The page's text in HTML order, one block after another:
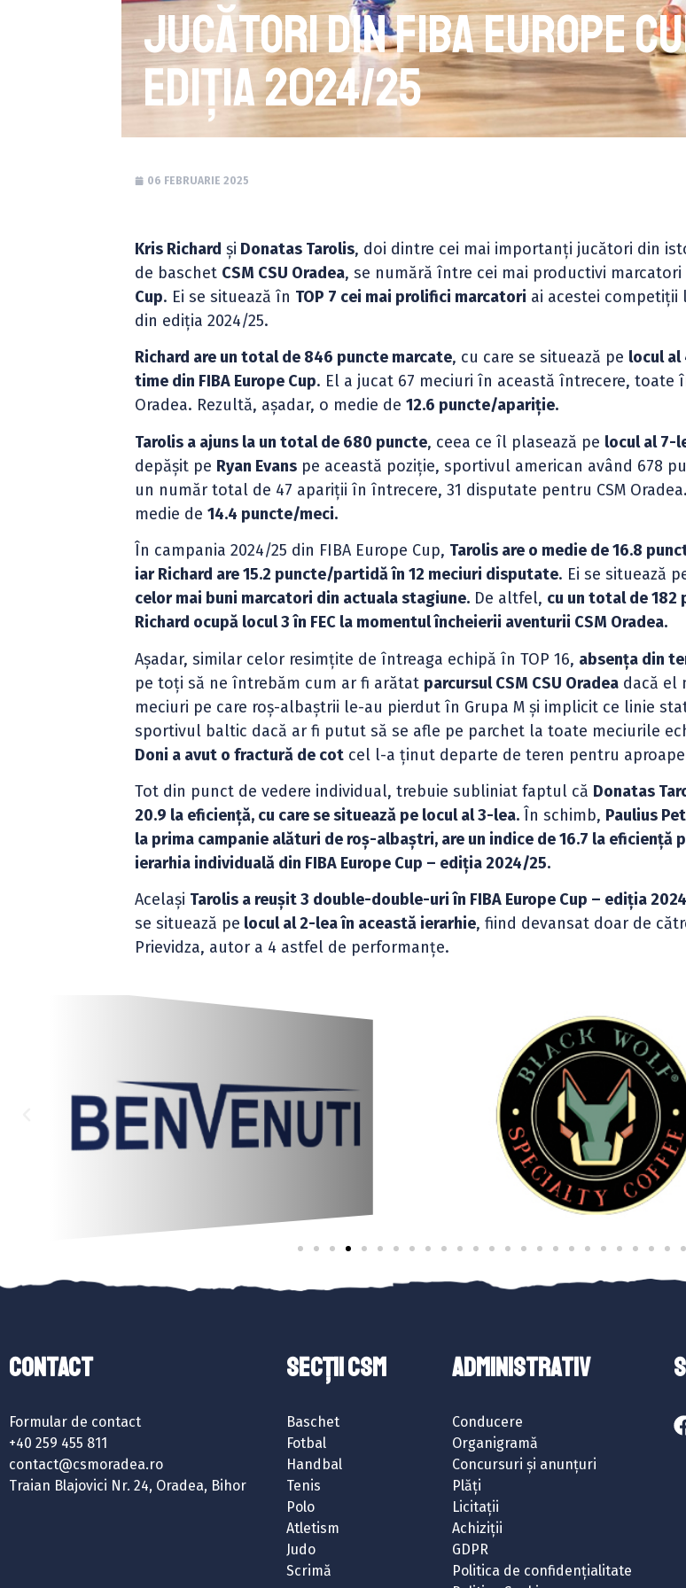
jucători din FIBA Europe
ediția 2024/25
06 FEBRUARIE 2025
Kris Richard și Donatas Tarolis, doi dintre cei mai importanți jucători din
de baschet CSM CSU Oradea, se numără între cei mai productivi
Cup. Ei se situează în TOP 7 cei mai prolifici marcatori ai acestei competiții
din ediția 2024/25.
Richard are un total de 846 puncte marcate, cu care se situează pe locul al
time din FIBA Europe Cup. El a jucat 67 meciuri în această întrecere, toate
Oradea. Rezultă, așadar, o medie de12.6 puncte/apariție.
Tarolis a ajuns la un total de 680 puncte, ceea ce îl plasează pe locul al 7-
depășit pe Ryan Evans pe această poziție, sportivul american având 678
un număr total de 47 apariții în întrecere, 31 disputate pentru CSM
medie de14.4 puncte/meci.
În campania 2024/25 din FIBA Europe Cup, Tarolis are o medie de 16.8
iar Richard are 15.2 puncte/partidă în 12 meciuri disputate. Ei se situează
celor mai buni marcatori din actuala stagiune. De altfel, cu un total de 182
Richard ocupă locul 3 în FEC la momentul încheierii aventurii CSM Oradea.
Așadar, similar celor resimțite de întreaga echipă în TOP 16, absența din
pe toți să ne întrebăm cum ar fi arătat parcursul CSM CSU Oradea dacă el
meciuri pe care roș-albaștrii le-au pierdut în Grupa M și implicit ce linie
sportivul baltic dacă ar fi putut să se afle pe parchet la toate meciurile
Doni a avut o fractură de cot cel l-a ținut departe de teren pentru
Tot din punct de vedere individual, trebuie subliniat faptul că Donatas
20.9 la eficiență, cu care se situează pe locul al 3-lea. În schimb, Paulius
la prima campanie alături de roș-albaștri, are un indice de 16.7 la eficiență
ierarhia individuală din FIBA Europe Cup – ediția 2024/25.
Același Tarolis a reușit 3 double-double-uri în FIBA Europe Cup – ediția
se situează pe locul al 2-lea în această ierarhie, fiind devansat doar de
Prievidza, autor a 4 astfel de performanțe.
Contact
Formular de contact
+40 259 455 811
contact@csmoradea.ro
Traian Blajovici Nr. 24, Oradea, Bihor
SECȚII CSM
Baschet
Fotbal
Handbal
Tenis
Polo
Atletism
Judo
Scrimă
ADMINISTRATIV
Conducere
Organigramă
Concursuri și anunțuri
Plăți
Licitații
Achiziții
GDPR
Politica de confidențialitate